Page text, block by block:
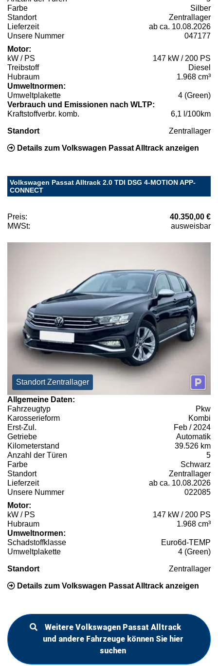
Farbe
Silber
Standort
Zentrallager
Lieferzeit
ab ca. 10.08.2026
Unsere Nummer
047177
Motor:
kW / PS
147 kW / 200 PS
Treibstoff
Diesel
Hubraum
1.968 cm³
Umweltnormen:
Umweltplakette
4 (Green)
Verbrauch und Emissionen nach WLTP:
Kraftstoffverbr. komb.
6,1 l/100km
Standort Zentrallager
Details zum Volkswagen Passat Alltrack anzeigen
Volkswagen Passat Alltrack 2.0 TDI DSG 4-MOTION APP-
CONNECT
Preis:
40.350,00 €
MWSt:
ausweisbar
Standort Zentrallager
Allgemeine Daten:
Fahrzeugtyp
Pkw
Karosserieform
Kombi
Erst-Zul.
Feb / 2024
Getriebe
Automatik
Kilometerstand
39.526 km
Anzahl der Türen
5
Farbe
Schwarz
Standort
Zentrallager
Lieferzeit
ab ca. 10.08.2026
Unsere Nummer
022085
Motor:
kW / PS
147 kW / 200 PS
Hubraum
1.968 cm³
Umweltnormen:
Schadstoffklasse
Euro6d-TEMP
Umweltplakette
4 (Green)
Standort Zentrallager
Details zum Volkswagen Passat Alltrack anzeigen
Weitere Volkswagen Passat Alltrack
und andere Fahrzeuge können Sie hier
suchen